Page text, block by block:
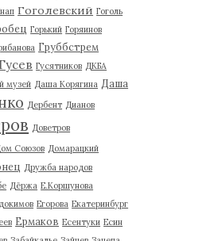
Гоголевский Гоголь
Горький Горяинов
Груббстрем
Гусев Гусятников ДКБА
музей Даша Корягина Даша
Дербент Дианов
Доветров
Союзов Домарацкий
Дружба народов
Дёржа Е.Коршунова
Егорова Екатеринбург
Ермаков Есентуки Есин